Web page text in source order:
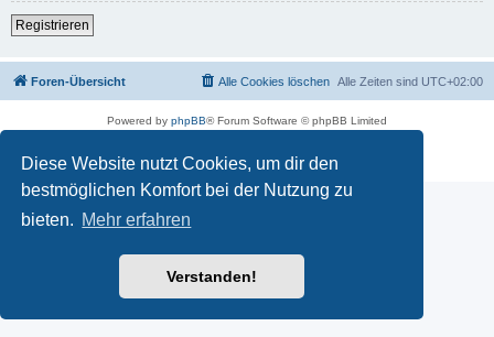
Diese Website nutzt Cookies, um dir den
bestmöglichen Komfort bei der Nutzung zu
bieten. Mehr erfahren
Verstanden!
Registrieren
Foren-Übersicht Alle Zeiten sind UTC+02:00
Alle Cookies löschen
Powered by phpBB® Forum Software © phpBB Limited
Datenschutz|Nutzungsbedingungen